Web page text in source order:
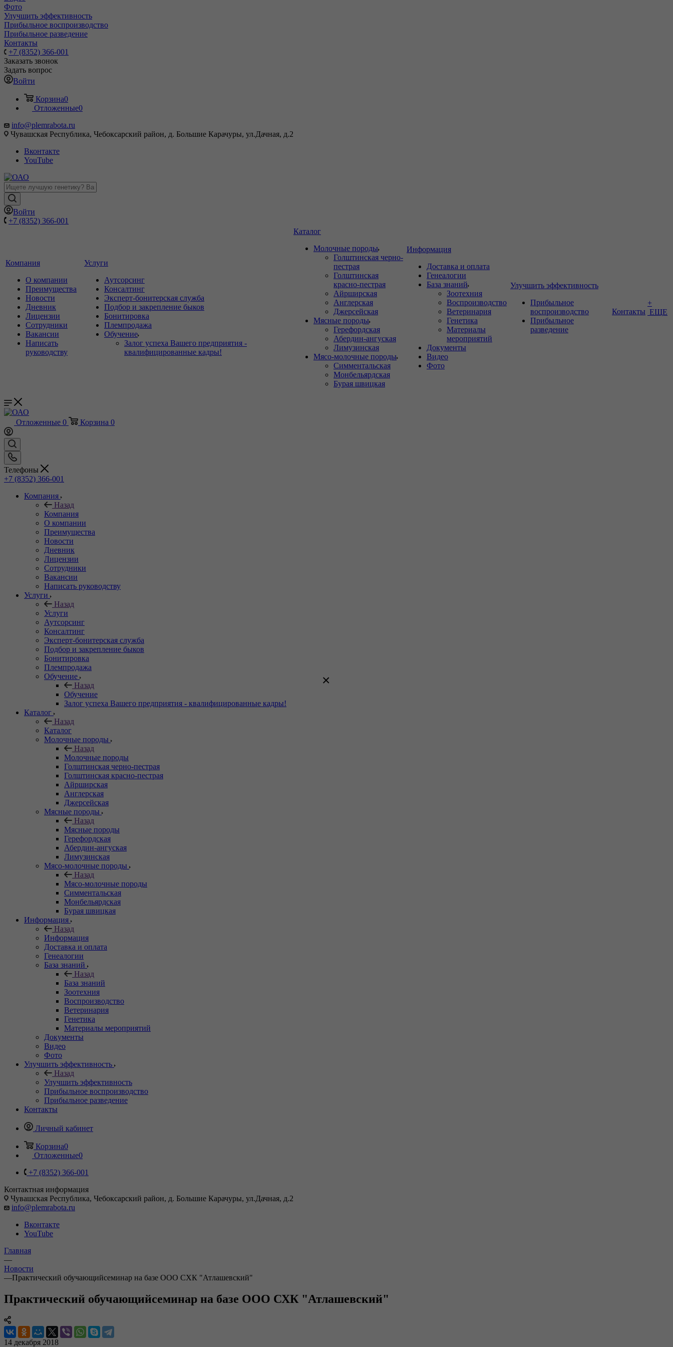
Фото
Улучшить эффективность
Прибыльное воспроизводство
Прибыльное разведение
Контакты
+7 (8352) 366-001
Заказать звонок
Задать вопрос
Войти
Корзина0
Отложенные0
info@plemrabota.ru
Чувашская Республика, Чебоксарский район, д. Большие Карачуры, ул.Дачная, д.2
Вконтакте
YouTube
Войти
+7 (8352) 366-001
Компания
О компании
Преимущества
Новости
Дневник
Лицензии
Сотрудники
Вакансии
Написать
руководству
Услуги
Аутсорсинг
Консалтинг
Эксперт-бонитерская служба
Подбор и закрепление быков
Бонитировка
Племпродажа
Обучение
Залог успеха Вашего предприятия -
квалифицированные кадры!
Каталог
Молочные породы
Голштинская черно-
пестрая
Голштинская
красно-пестрая
Айрширская
Англерская
Джерсейская
Мясные породы
Герефордская
Абердин-ангуская
Лимузинская
Мясо-молочные породы
Симментальская
Монбельярдская
Бурая швицкая
Информация
Доставка и оплата
Генеалогии
База знаний
Зоотехния
Воспроизводство
Ветеринария
Генетика
Материалы
мероприятий
Документы
Видео
Фото
Улучшить эффективность
Прибыльное
воспроизводство
Прибыльное
разведение
Контакты
+
ЕЩЕ
Отложенные 0 Корзина 0
Телефоны
+7 (8352) 366-001
Компания
Назад
Компания
О компании
Преимущества
Новости
Дневник
Лицензии
Сотрудники
Вакансии
Написать руководству
Услуги
Назад
Услуги
Аутсорсинг
Консалтинг
Эксперт-бонитерская служба
Подбор и закрепление быков
Бонитировка
Племпродажа
Обучение
Назад
Обучение
Залог успеха Вашего предприятия - квалифицированные кадры!
Каталог
Назад
Каталог
Молочные породы
Назад
Молочные породы
Голштинская черно-пестрая
Голштинская красно-пестрая
Айрширская
Англерская
Джерсейская
Мясные породы
Назад
Мясные породы
Герефордская
Абердин-ангуская
Лимузинская
Мясо-молочные породы
Назад
Мясо-молочные породы
Симментальская
Монбельярдская
Бурая швицкая
Информация
Назад
Информация
Доставка и оплата
Генеалогии
База знаний
Назад
База знаний
Зоотехния
Воспроизводство
Ветеринария
Генетика
Материалы мероприятий
Документы
Видео
Фото
Улучшить эффективность
Назад
Улучшить эффективность
Прибыльное воспроизводство
Прибыльное разведение
Контакты
Личный кабинет
Корзина0
Отложенные0
+7 (8352) 366-001
Контактная информация
Чувашская Республика, Чебоксарский район, д. Большие Карачуры, ул.Дачная, д.2
info@plemrabota.ru
Вконтакте
YouTube
Главная
—
Новости
—Практический обучающийсеминар на базе ООО СХК "Атлашевский"
Практический обучающийсеминар на базе ООО СХК "Атлашевский"
14 декабря 2018
×